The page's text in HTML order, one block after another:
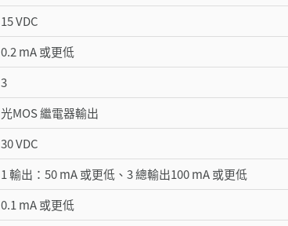
15 VDC
0.2 mA 或更低
3
光MOS 繼電器輸出
30 VDC
1 輸出：50 mA 或更低、3 總輸出100 mA 或更低
0.1 mA 或更低